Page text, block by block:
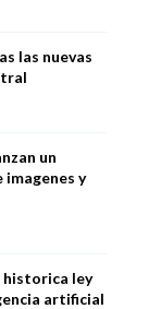
las nuevas
un
imagenes y
historica ley
artificial